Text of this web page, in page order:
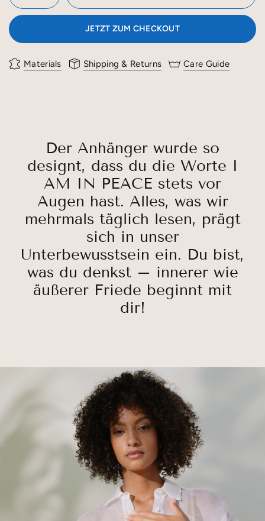
JETZT ZUM CHECKOUT
Materials Shipping & Returns Care Guide
Der Anhänger wurde so
designt, dass du die Worte I
AM IN PEACE stets vor
Augen hast. Alles, was wir
mehrmals täglich lesen, prägt
sich in unser
Unterbewusstsein ein. Du bist,
was du denkst – innerer wie
äußerer Friede beginnt mit
dir!